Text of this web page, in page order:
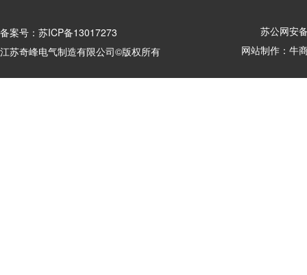
备案号： 苏ICP备13017273
苏公网安
网站制作： 牛
江苏奇峰电气制造有限公司©版权所有